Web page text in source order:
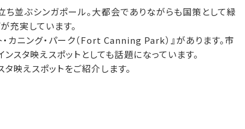
並ぶシンガポール。大都会でありながらも国策として緑
充実しています。
カニング・パーク（Fort Canning Park）』があります。市
スタ映えスポットとしても話題になっています。
タ映えスポットをご紹介します。